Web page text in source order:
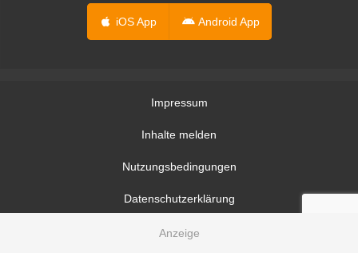
iOS App Android App
Impressum
Inhalte melden
Nutzungsbedingungen
Datenschutzerklärung
Datenschutzeinstellungen